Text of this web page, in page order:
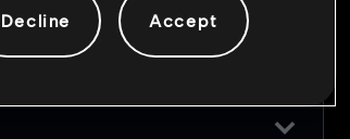
Decline Accept